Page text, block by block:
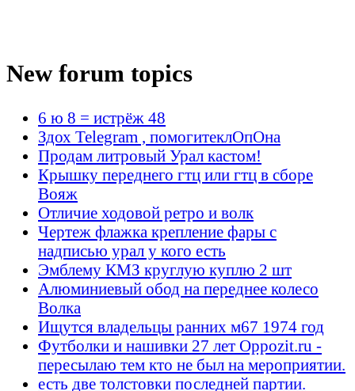
New forum topics
6 ю 8 = истрёж 48
Здох Telegram , помогитеклОпОна
Продам литровый Урал кастом!
Крышку переднего гтц или гтц в сборе
Вояж
Отличие ходовой ретро и волк
Чертеж флажка крепление фары с
надписью урал у кого есть
Эмблему КМЗ круглую куплю 2 шт
Алюминиевый обод на переднее колесо
Волка
Ищутся владельцы ранних м67 1974 год
Футболки и нашивки 27 лет Oppozit.ru -
пересылаю тем кто не был на мероприятии.
есть две толстовки последней партии.